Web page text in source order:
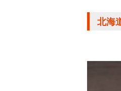
北海